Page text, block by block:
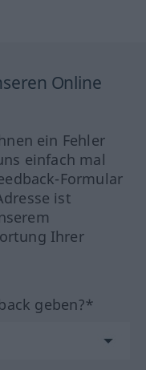
Online
ein Fehler
einfach mal
Formular
ist
Ihrer
geben?*